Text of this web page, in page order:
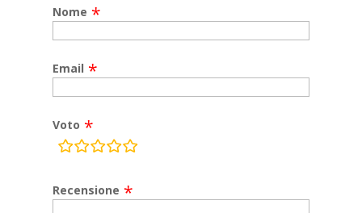
Nome
Email
Voto
rating
Recensione